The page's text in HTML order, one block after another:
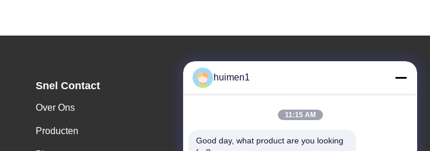
Snel Contact
Over Ons
Producten
Ons adres
Huangbian South Road, Baiyun District, Guangzhou
huimen1
11:15 AM
Good day, what product are you looking